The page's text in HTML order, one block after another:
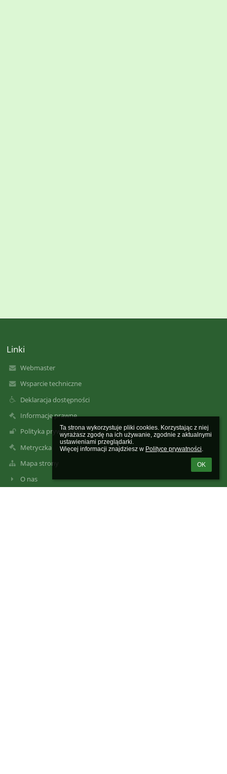
Ta strona wykorzystuje pliki cookies. Korzystając z niej
wyrażasz zgodę na ich używanie, zgodnie z aktualnymi
ustawieniami przeglądarki.
Więcej informacji znajdziesz w Polityce prywatności.
OK
Linki
Webmaster
Wsparcie techniczne
Deklaracja dostępności
Informacje prawne
Polityka prywatności
Metryczka
Mapa strony
O nas